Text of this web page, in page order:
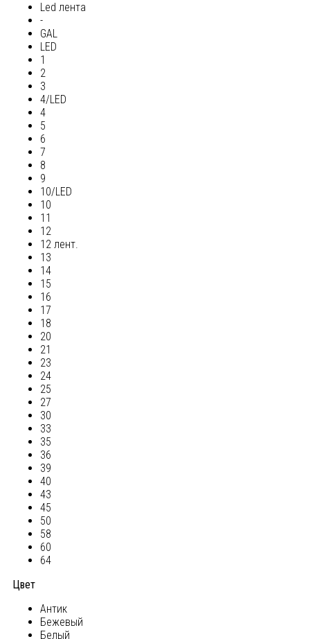
Led лента
-
GAL
LED
1
2
3
4/LED
4
5
6
7
8
9
10/LED
10
11
12
12 лент.
13
14
15
16
17
18
20
21
23
24
25
27
30
33
35
36
39
40
43
45
50
58
60
64
Цвет
Антик
Бежевый
Белый